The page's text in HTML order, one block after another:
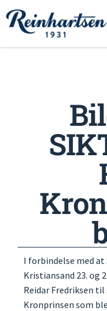
I forbindelse med
Kristiansand 23. og
Reidar Fredriksen til
Kronprinsen som